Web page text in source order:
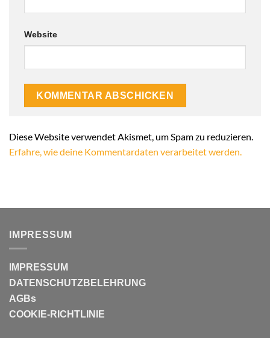
Website
Diese Website verwendet Akismet, um Spam zu reduzieren.
Erfahre, wie deine Kommentardaten verarbeitet werden.
IMPRESSUM
IMPRESSUM
DATENSCHUTZBELEHRUNG
AGBs
COOKIE-RICHTLINIE